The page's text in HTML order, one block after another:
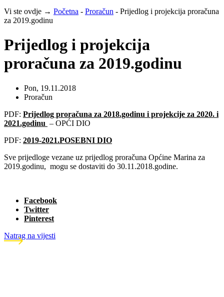
Vi ste ovdje → Početna - Proračun - Prijedlog i projekcija proračuna
za 2019.godinu
Prijedlog i projekcija
proračuna za 2019.godinu
Pon, 19.11.2018
Proračun
PDF: Prijedlog proračuna za 2018.godinu i projekcije za 2020. i
2021.godinu – OPĆI DIO
PDF: 2019-2021.POSEBNI DIO
Sve prijedloge vezane uz prijedlog proračuna Općine Marina za
2019.godinu, mogu se dostaviti do 30.11.2018.godine.
Facebook
Twitter
Pinterest
Natrag na vijesti